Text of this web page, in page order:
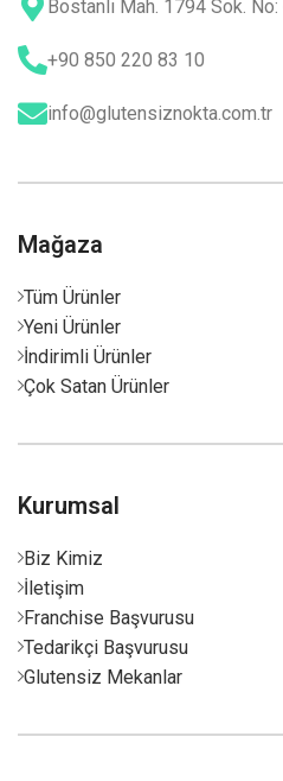
Bostanlı Mah. 1794 Sok.
+90 850 220 83 10
info@glutensiznokta.com.tr
Mağaza
Tüm Ürünler
Yeni Ürünler
İndirimli Ürünler
Çok Satan Ürünler
Kurumsal
Biz Kimiz
İletişim
Franchise Başvurusu
Tedarikçi Başvurusu
Glutensiz Mekanlar